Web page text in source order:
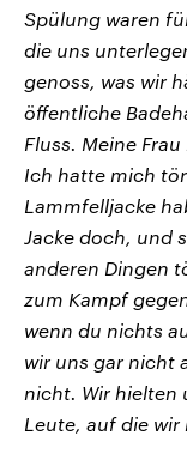
Spülung waren
die uns
genoss, was wir
öffentliche
Fluss. Meine
Ich hatte mich
Lammfelljacke
Jacke doch, und
anderen Dingen
zum Kampf
wenn du nichts
wir uns gar nicht
nicht. Wir hielten
Leute, auf die wir